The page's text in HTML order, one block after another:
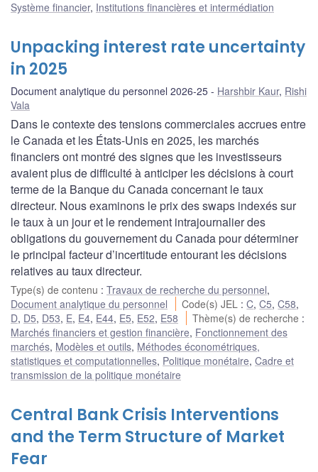
Système financier, Institutions financières et intermédiation
Unpacking interest rate uncertainty
in 2025
Document analytique du personnel 2026-25 Harshbir Kaur, Rishi
Vala
Dans le contexte des tensions commerciales accrues entre
le Canada et les États-Unis en 2025, les marchés
financiers ont montré des signes que les investisseurs
avaient plus de difficulté à anticiper les décisions à court
terme de la Banque du Canada concernant le taux
directeur. Nous examinons le prix des swaps indexés sur
le taux à un jour et le rendement intrajournalier des
obligations du gouvernement du Canada pour déterminer
le principal facteur d’incertitude entourant les décisions
relatives au taux directeur.
Type(s) de contenu : Travaux de recherche du personnel,
Document analytique du personnel
Code(s) JEL :C,C5,C58,
D, D5, D53, E, E4, E44, E5, E52, E58 Thème(s) de recherche :
Marchés financiers et gestion financière, Fonctionnement des
marchés, Modèles et outils, Méthodes économétriques,
statistiques et computationnelles, Politique monétaire, Cadre et
transmission de la politique monétaire
Central Bank Crisis Interventions
and the Term Structure of Market
Fear